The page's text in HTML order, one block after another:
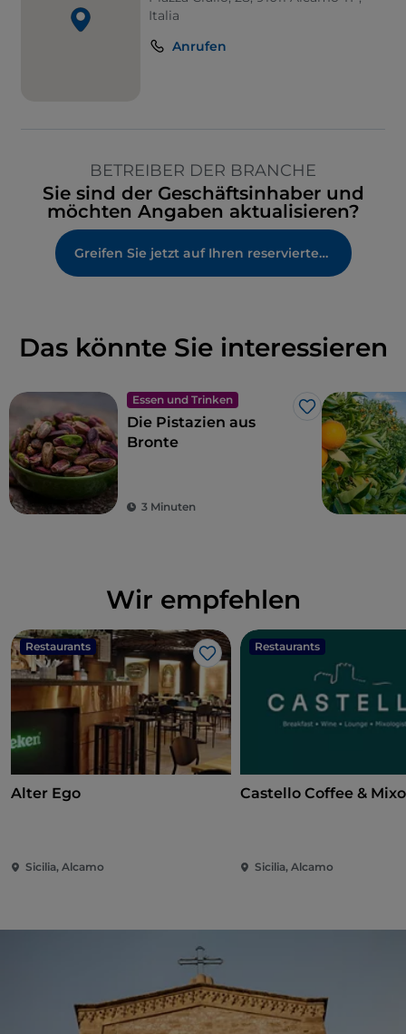
Italia
Anrufen
BETREIBER DER BRANCHE
Sie sind der Geschäftsinhaber und
möchten Angaben aktualisieren?
Greifen Sie jetzt auf Ihren reservierten Bereich zu
Das könnte Sie interessieren
Essen und Trinken
Like
Die Pistazien aus
Bronte
3 Minuten
Wir empfehlen
Restaurants
Like
Alter Ego
Sicilia, Alcamo
Restaurants
Castello Coffee &
Sicilia, Alcamo